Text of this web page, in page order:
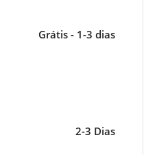
Grátis - 1-3 dias
2-3 Dias